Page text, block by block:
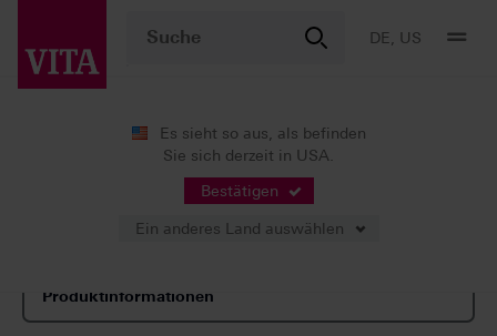
DE, US
Es sieht so aus, als befinden
Sie sich derzeit in USA.
Bestätigen
Ein anderes Land auswählen
Charakterisierung
Keramikmalfarben
Produktinformationen